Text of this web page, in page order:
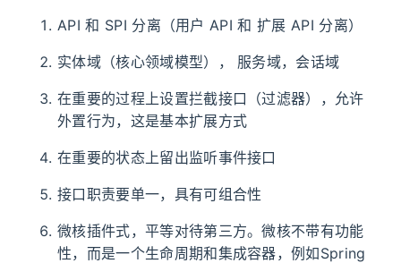
API 和 SPI 分离（用户 API 和 扩展 API 分离）
实体域（核心领域模型）， 服务域，会话域
在重要的过程上设置拦截接口（过滤器），允许
外置行为，这是基本扩展方式
在重要的状态上留出监听事件接口
接口职责要单一，具有可组合性
微核插件式，平等对待第三方。微核不带有功能
性，而是一个生命周期和集成容器，例如Spring